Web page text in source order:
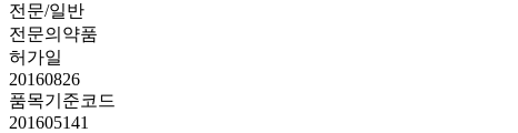
전문/일반
전문의약품
허가일
20160826
품목기준코드
201605141